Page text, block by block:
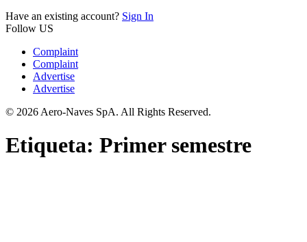
Have an existing account? Sign In
Follow US
Complaint
Complaint
Advertise
Advertise
© 2026 Aero-Naves SpA. All Rights Reserved.
Etiqueta: Primer semestre